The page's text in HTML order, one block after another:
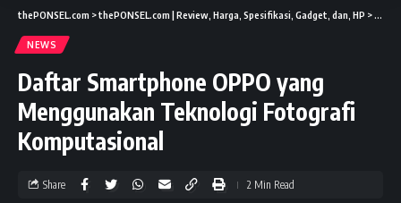
thePONSEL.com >thePONSEL.com | Review, Harga, Spesifikasi, Gadget, dan, HP > News
NEWS
Daftar Smartphone OPPO yang
Menggunakan Teknologi Fotografi
Komputasional
Share 2 Min Read